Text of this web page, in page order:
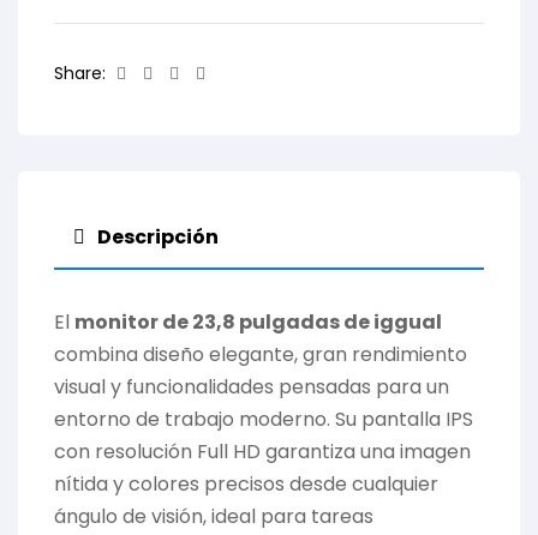
Share: Facebook
TwitterLinkedin
Descripción
El monitor de 23,8 pulgadas de iggual
combina diseño elegante, gran rendimiento
visual y funcionalidades pensadas para un
entorno de trabajo moderno. Su pantalla IPS
con resolución Full HD garantiza una imagen
nítida y colores precisos desde cualquier
ángulo de visión, ideal para tareas